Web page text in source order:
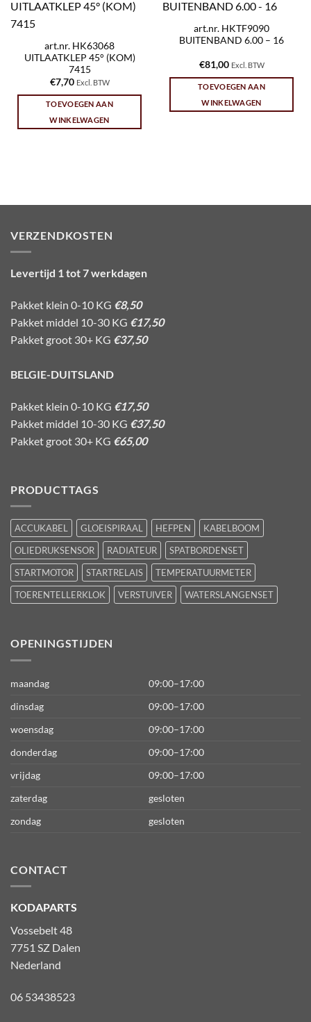
art.nr. HK63068
UITLAATKLEP 45° (KOM)
7415
€7,70 Excl. BTW
TOEVOEGEN AAN
WINKELWAGEN
art.nr. HKTF9090
BUITENBAND 6.00 – 16
€81,00 Excl. BTW
TOEVOEGEN AAN
WINKELWAGEN
VERZENDKOSTEN
Levertijd 1 tot 7 werkdagen
Pakket klein 0-10 KG €8,50
Pakket middel 10-30 KG €17,50
Pakket groot 30+ KG €37,50
BELGIE-DUITSLAND
Pakket klein 0-10 KG €17,50
Pakket middel 10-30 KG €37,50
Pakket groot 30+ KG €65,00
PRODUCTTAGS
ACCUKABEL GLOEISPIRAAL HEFPEN
KABELBOOM
OLIEDRUKSENSOR
RADIATEUR
SPATBORDENSET
STARTMOTOR
STARTRELAIS
TEMPERATUURMETER
TOERENTELLERKLOK
VERSTUIVER WATERSLANGENSET
OPENINGSTIJDEN
maandag
09:00–17:00
dinsdag
09:00–17:00
woensdag
09:00–17:00
donderdag
09:00–17:00
vrijdag
09:00–17:00
zaterdag
gesloten
zondag
gesloten
CONTACT
KODAPARTS
Vossebelt 48
7751 SZ Dalen
Nederland
06 53438523